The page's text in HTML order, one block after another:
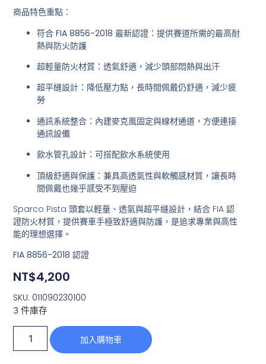
商品特色重點：
符合 FIA 8856-2018 最新認證 ：提供賽道所需的最高耐
熱與防火防護
超輕量防火材質 ：透氣舒適，減少頭部悶熱與出汗
超平縫設計 ：降低壓力點，長時間佩戴仍舒適，減少疲
勞
通訊系統整合 ：內建麥克風固定與線材通道，方便連接
通訊設備
飲水管孔設計 ：可搭配飲水系統使用
頂級舒適與保護 ：兼具高透氣性與軟觸感材質，讓長時
間佩戴也幾乎感受不到壓迫
Sparco Pista 頭套以輕量、透氣與超平縫設計，結合 FIA 認
證防火材質，提供賽車手極致舒適與防護，是追求專業與高性
能的理想選擇。
FIA 8856-2018 認證
NT$4,200
SKU: 011090230100
3 件庫存
加入購物車